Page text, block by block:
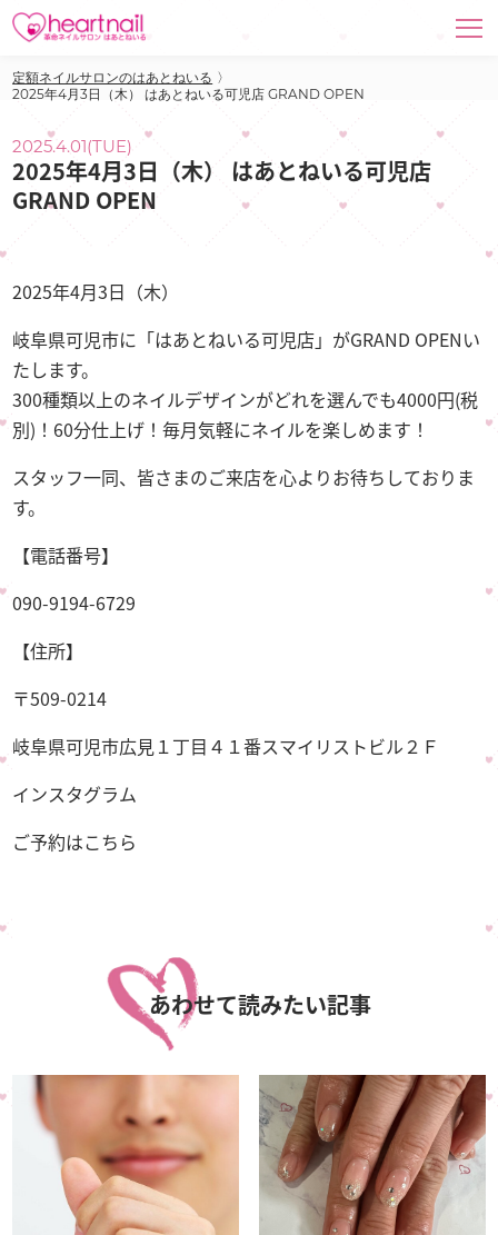
定額ネイルサロンのはあとねいる 〉
2025年4月3日（木） はあとねいる可児店 GRAND OPEN
2025.4.01(TUE)
2025年4月3日（木） はあとねいる可児店
GRAND OPEN
2025年4月3日（木）
岐阜県可児市に「はあとねいる可児店」がGRAND OPENい
たします。
300種類以上のネイルデザインがどれを選んでも4000円(税
別)！60分仕上げ！毎月気軽にネイルを楽しめます！
スタッフ一同、皆さまのご来店を心よりお待ちしておりま
す。
【電話番号】
090-9194-6729
【住所】
〒509-0214
岐阜県可児市広見１丁目４１番スマイリストビル２Ｆ
インスタグラム
ご予約はこちら
あわせて読みたい記事